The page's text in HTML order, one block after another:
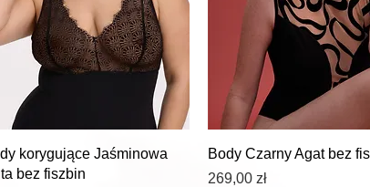
Podgląd
korygujące Jaśminowa
bez fiszbin
Podgląd
Body Czarny Agat bez
Cena
269,00 zł